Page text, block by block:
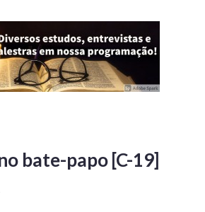
bate-papo [C-19]